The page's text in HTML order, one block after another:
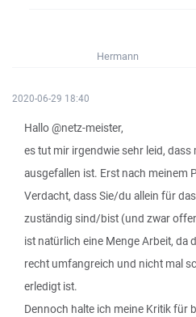
Hermann
2020-06-29 18:40
Hallo @netz-meister,
es tut mir irgendwie sehr leid, dass
ausgefallen ist. Erst nach meinem
Verdacht, dass Sie/du allein für
zuständig sind/bist (und zwar
ist natürlich eine Menge Arbeit, da
recht umfangreich und nicht mal
erledigt ist.
Dennoch halte ich meine Kritik für